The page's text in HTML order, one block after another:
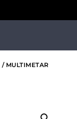
/ MULTIMETAR